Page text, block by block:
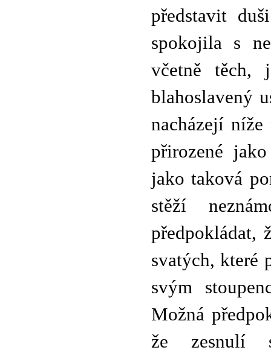
představit
spokojila s
včetně těch,
blahoslavený
nacházejí
přirozené
jako taková
stěží
předpokládat,
svatých, které
svým
Možná
že zesnulí